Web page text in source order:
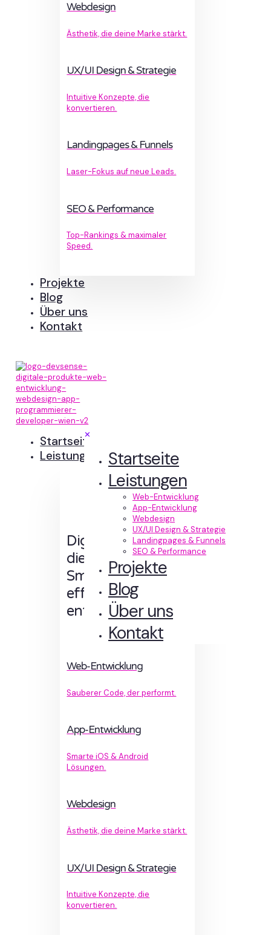
Webdesign
Ästhetik, die deine Marke stärkt.
UX/UI Design & Strategie
Intuitive Konzepte, die
konvertieren.
Landingpages & Funnels
Laser-Fokus auf neue Leads.
SEO & Performance
Top-Rankings & maximaler
Speed.
Projekte
Blog
Über uns
Kontakt
✕
Startseite
Leistungen
Web-Entwicklung
App-Entwicklung
Webdesign
UX/UI Design & Strategie
Landingpages & Funnels
SEO & Performance
Projekte
Blog
Über uns
Kontakt
Startseite
Leistungen
Digitale Erlebnisse,
die Sinn machen.
Smart designt und
effizient
entwickelt.
Web-Entwicklung
Sauberer Code, der performt.
App-Entwicklung
Smarte iOS & Android
Lösungen.
Webdesign
Ästhetik, die deine Marke stärkt.
UX/UI Design & Strategie
Intuitive Konzepte, die
konvertieren.